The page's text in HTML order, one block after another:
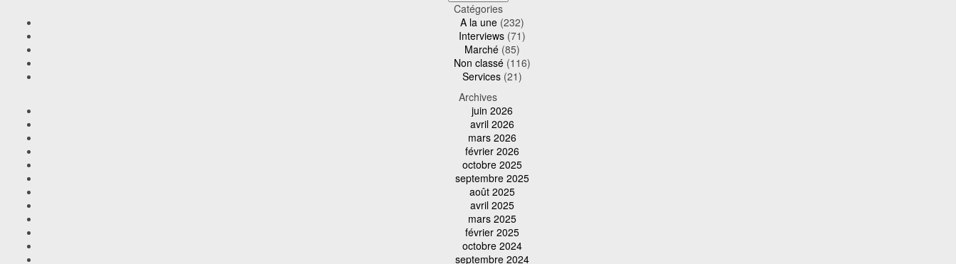
Catégories
A la une (232)
Interviews (71)
Marché (85)
Non classé (116)
Services (21)
Archives
juin 2026
avril 2026
mars 2026
février 2026
octobre 2025
septembre 2025
août 2025
avril 2025
mars 2025
février 2025
octobre 2024
septembre 2024